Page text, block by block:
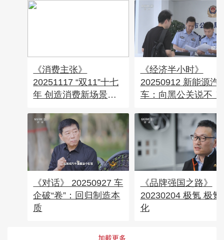
《消费主张》
20251117 “双11”十七
年 创造消费新场景：
《经济半小时》
20250912 新能源汽
车：向黑公关说不！
《对话》 20250927 车
企破“卷”：回归制造本
质
《品牌强国之路》
20230204 极氪 极氪
化
加載更多